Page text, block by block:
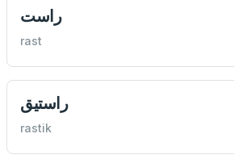
راست
rast
راستيق
rastik